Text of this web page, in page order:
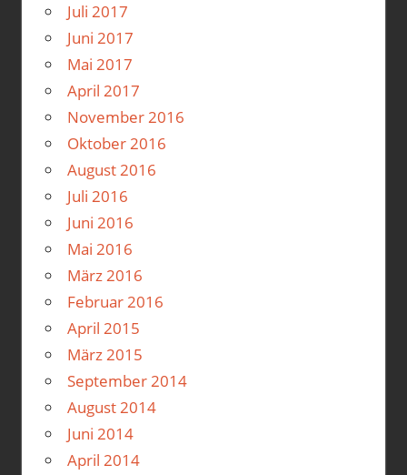
Juli 2017
Juni 2017
Mai 2017
April 2017
November 2016
Oktober 2016
August 2016
Juli 2016
Juni 2016
Mai 2016
März 2016
Februar 2016
April 2015
März 2015
September 2014
August 2014
Juni 2014
April 2014